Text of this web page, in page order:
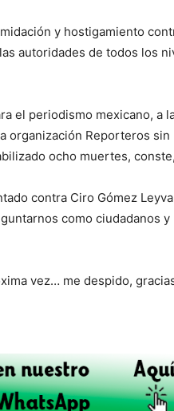
y hostigamiento
autoridades de todos los
el periodismo mexicano, a
organización Reporteros
ocho muertes,
contra Ciro Gómez
como ciudadanos
vez… me despido,